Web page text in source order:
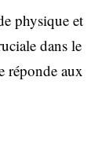
physique et
dans le
réponde aux